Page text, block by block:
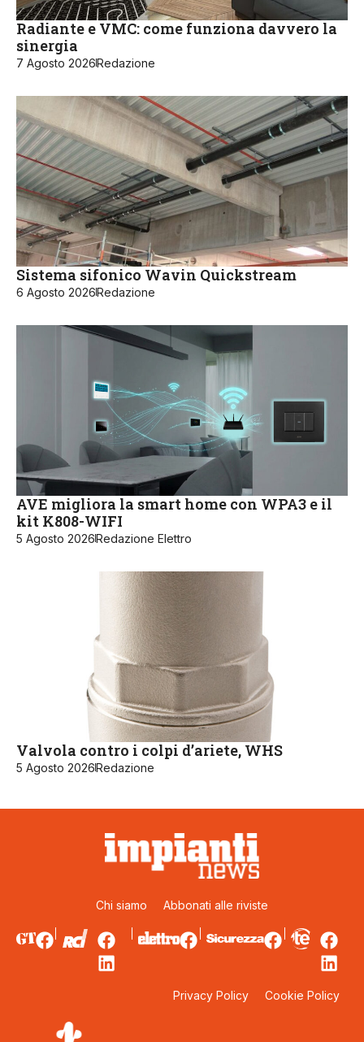
Radiante e VMC: come funziona davvero la
sinergia
7 Agosto 2026Redazione
Sistema sifonico Wavin Quickstream
6 Agosto 2026Redazione
AVE migliora la smart home con WPA3 e il
kit K808-WIFI
5 Agosto 2026Redazione Elettro
Valvola contro i colpi d’ariete, WHS
5 Agosto 2026Redazione
Chi siamo Abbonati alle riviste
Privacy Policy Cookie Policy